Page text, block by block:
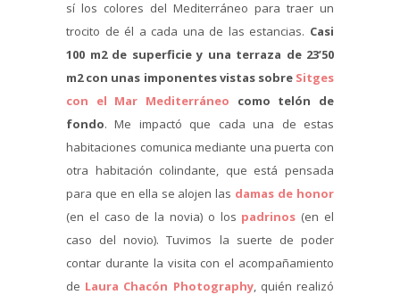
sí los colores del Mediterráneo para traer un
trocito de él a cada una de las estancias. Casi
100 m2 de superficie y una terraza de 23’50
m2 con unas imponentes vistas sobre Sitges
con el Mar Mediterráneo como telón de
fondo. Me impactó que cada una de estas
habitaciones comunica mediante una puerta con
otra habitación colindante, que está pensada
para que en ella se alojen las damas de honor
(en el caso de la novia) o los padrinos (en el
caso del novio). Tuvimos la suerte de poder
contar durante la visita con el acompañamiento
de Laura Chacón Photography, quién realizó